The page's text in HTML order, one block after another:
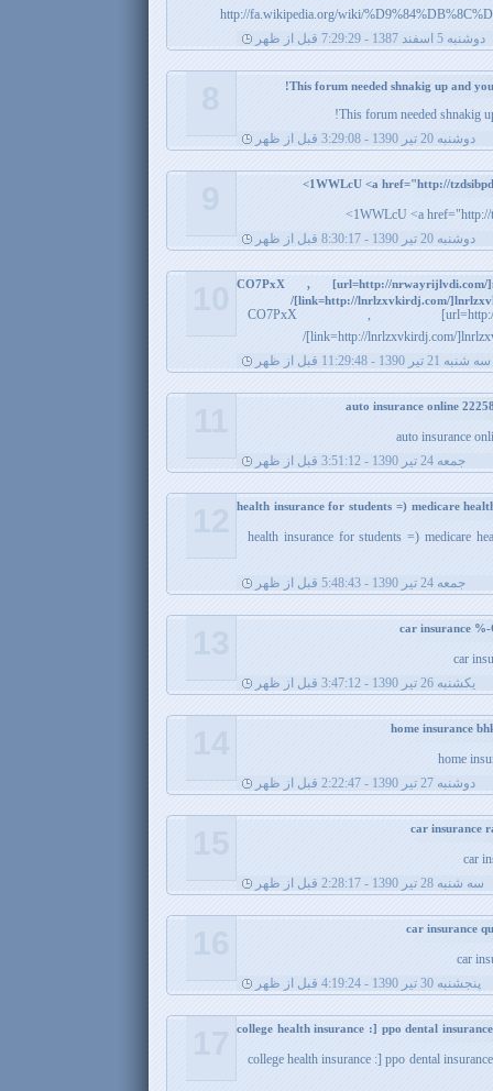
http://fa.wikipedia.org/wiki/
دوشنبه 5 اسفند 1387 - 7:29:29 قبل از ظهر
This forum needed shnakig
دوشنبه 20 تیر 1390 - 3:29:08 قبل از ظهر
1WWLcU <a href="http://
دوشنبه 20 تیر 1390 - 8:30:17 قبل از ظهر
CO7PxX , [url=http://nrwayrijlvdi.com/
[link=http://lnrlzxvkirdj.com/
CO7PxX , [url=http://
[link=http://lnrlzxvkirdj.com/
سه شنبه 21 تیر 1390 - 11:29:48 قبل از ظهر
auto insurance
جمعه 24 تیر 1390 - 3:51:12 قبل از ظهر
health insurance for students =) medicare
health insurance for students =) medicare
جمعه 24 تیر 1390 - 5:48:43 قبل از ظهر
car
يکشنبه 26 تیر 1390 - 3:47:12 قبل از ظهر
home
دوشنبه 27 تیر 1390 - 2:22:47 قبل از ظهر
car
سه شنبه 28 تیر 1390 - 2:28:17 قبل از ظهر
car
پنجشنبه 30 تیر 1390 - 4:19:24 قبل از ظهر
college health insurance :] ppo dental
college health insurance :] ppo dental